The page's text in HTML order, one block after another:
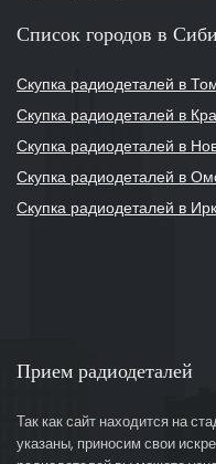
Список городов в
Скупка радиодеталей в
Скупка радиодеталей в
Скупка радиодеталей в
Скупка радиодеталей в
Скупка радиодеталей в
Прием радиодеталей
Так как сайт находится на
указаны, приносим свои